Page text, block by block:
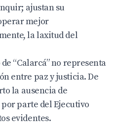
ajustan su
mejor
la laxitud del
“Calarcá” no representa
entre paz y justicia. De
la ausencia de
parte del Ejecutivo
evidentes.